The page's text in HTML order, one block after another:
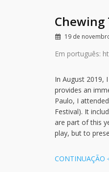
Chewing
19 de
Em português:
In August 2019,
provides an
Paulo, I
Festival). It
are part of this
play, but to
CONTINUAÇÃO